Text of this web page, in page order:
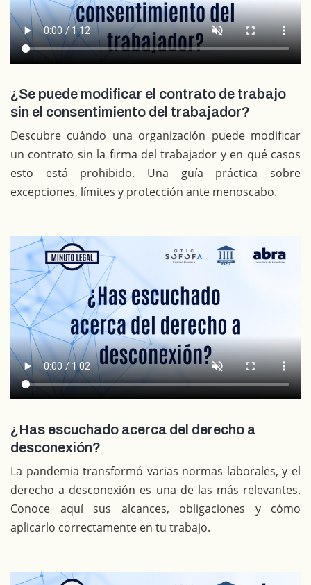
¿Se puede modificar el contrato de trabajo
sin el consentimiento del trabajador?
Descubre cuándo una organización puede modificar
un contrato sin la firma del trabajador y en qué casos
esto está prohibido. Una guía práctica sobre
excepciones, límites y protección ante menoscabo.
¿Has escuchado acerca del derecho a
desconexión?
La pandemia transformó varias normas laborales, y el
derecho a desconexión es una de las más relevantes.
Conoce aquí sus alcances, obligaciones y cómo
aplicarlo correctamente en tu trabajo.